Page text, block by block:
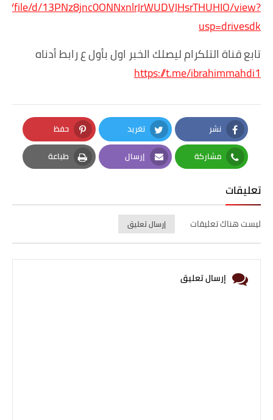
file/d/13PNz8jnc0ONNxnlrJrWUDVJHsrTHUHIO/view?
usp=drivesdk
تابع قناة التلكرام ليصلك الخبر اول بأول ع رابط أدناه
https://t.me/ibrahimmahdi1
نشر
Facebook
تغريد
Twitter
حفظ
Pinterest
مشاركة
Whatsapp
إرسال
Email
طباعة
Print
تعليقات
ليست هناك تعليقات إرسال تعليق
إرسال تعليق